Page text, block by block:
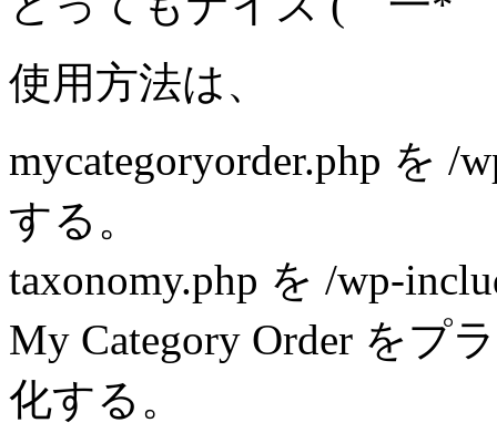
使用方法は、
mycategoryorder.php を /
する。
taxonomy.php を /wp-
My Category Order をプ
化する。